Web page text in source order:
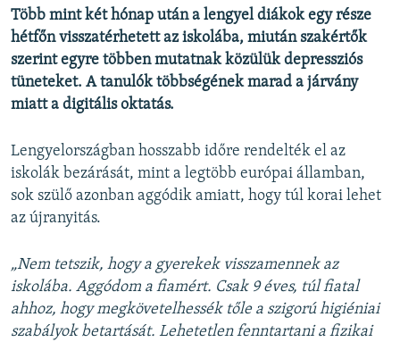
Valamennyi RFE/RL weboldal
Több mint két hónap után a lengyel diákok egy része
hétfőn visszatérhetett az iskolába, miután szakértők
szerint egyre többen mutatnak közülük depressziós
tüneteket. A tanulók többségének marad a járvány
miatt a digitális oktatás.
Lengyelországban hosszabb időre rendelték el az
iskolák bezárását, mint a legtöbb európai államban,
sok szülő azonban aggódik amiatt, hogy túl korai lehet
az újranyitás.
„Nem tetszik, hogy a gyerekek visszamennek az
iskolába. Aggódom a fiamért. Csak 9 éves, túl fiatal
ahhoz, hogy megkövetelhessék tőle a szigorú higiéniai
szabályok betartását. Lehetetlen fenntartani a fizikai